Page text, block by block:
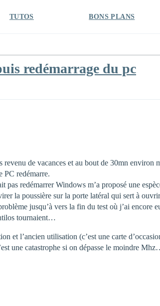
TUTOS BONS PLANS
redémarrage du pc
de vacances et au bout de 30mn environ
PC redémarre.
redémarrer Windows m’a proposé une
la poussière sur la porte latéral qui sert à
jusqu’à vers la fin du test où j’ai encore
tournaient…
et l’ancien utilisation (c’est une carte
une catastrophe si on dépasse le moindre